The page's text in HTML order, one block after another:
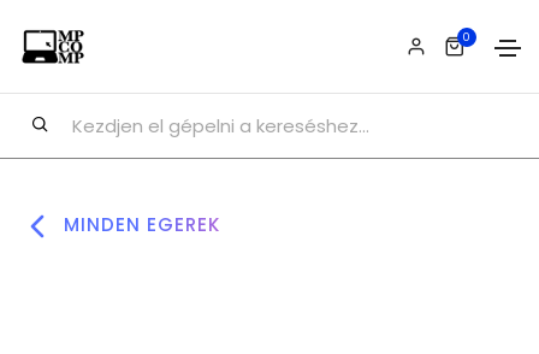
0
MINDEN EGEREK